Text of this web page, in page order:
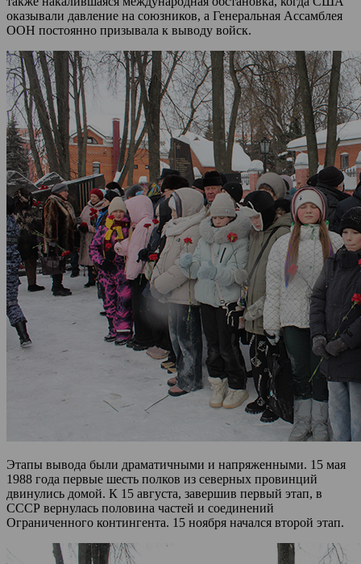
оказывали давление на союзников, а Генеральная Ассамблея
ООН постоянно призывала к выводу войск.
Этапы вывода были драматичными и напряженными. 15 мая
1988 года первые шесть полков из северных провинций
двинулись домой. К 15 августа, завершив первый этап, в
СССР вернулась половина частей и соединений
Ограниченного контингента. 15 ноября начался второй этап.